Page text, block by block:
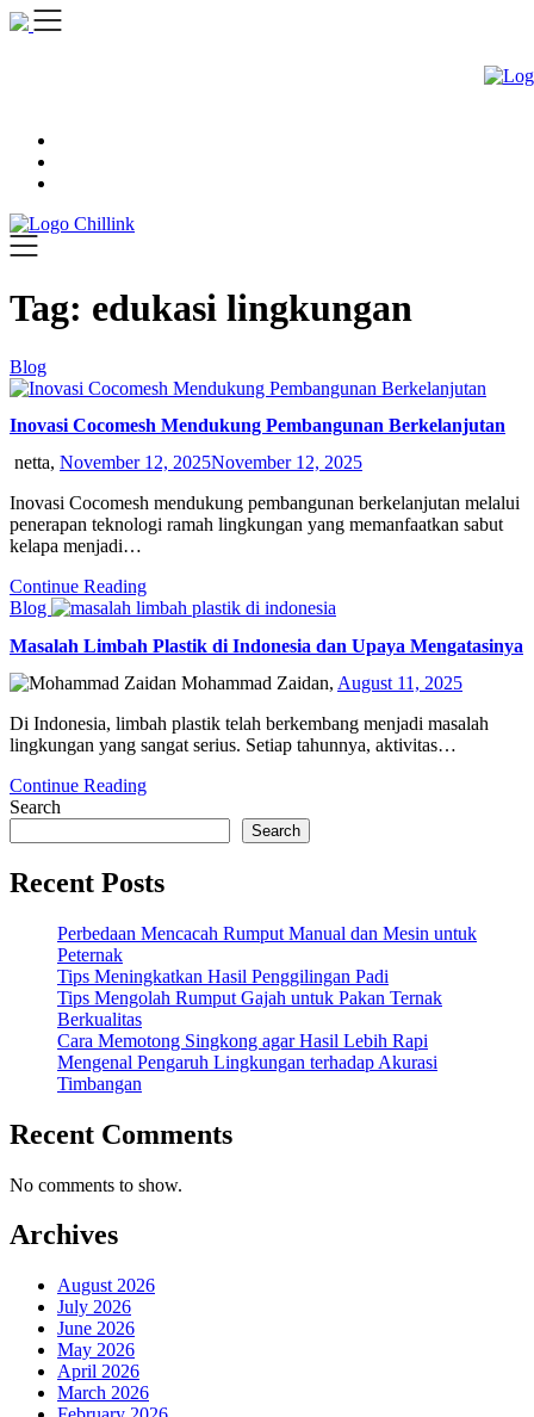
Skip
Tag: edukasi lingkungan
Blog
Inovasi Cocomesh Mendukung Pembangunan Berkelanjutan
netta, November 12, 2025November 12, 2025
Inovasi Cocomesh mendukung pembangunan berkelanjutan melalui
penerapan teknologi ramah lingkungan yang memanfaatkan sabut
kelapa menjadi…
Continue Reading
Blog
Masalah Limbah Plastik di Indonesia dan Upaya Mengatasinya
Mohammad Zaidan, August 11, 2025
Di Indonesia, limbah plastik telah berkembang menjadi masalah
lingkungan yang sangat serius. Setiap tahunnya, aktivitas…
Continue Reading
Search
Search
Recent Posts
Perbedaan Mencacah Rumput Manual dan Mesin untuk
Peternak
Tips Meningkatkan Hasil Penggilingan Padi
Tips Mengolah Rumput Gajah untuk Pakan Ternak
Berkualitas
Cara Memotong Singkong agar Hasil Lebih Rapi
Mengenal Pengaruh Lingkungan terhadap Akurasi
Timbangan
Recent Comments
No comments to show.
Archives
August 2026
July 2026
June 2026
May 2026
April 2026
March 2026